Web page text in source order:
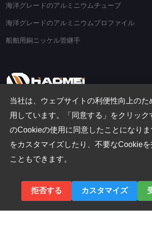
海洋グレードのアルミニウムチューブ
海洋グレードのアルミニウムプロファイル
船舶用銅ニッケル管継手
Email
th@aluminio.cn
Address
No.14 Waihuan Road、CBD Zhengzhou、中国
Copyright © 2026.Haomei Aluminum CO.,
当社は、ウェブサイトの利便性向上のた
用しています。「同意する」をクリック
のCookieの使用に同意したことになり
をカスタマイズしたり、不要なCookie
こともできます。
拒否する カスタマイズ